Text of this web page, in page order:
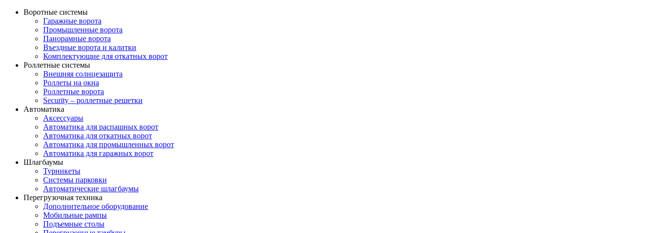
Воротные системы
Гаражные ворота
Промышленные ворота
Панорамные ворота
Въездные ворота и калитки
Комплектующие для откатных ворот
Роллетные системы
Внешняя солнцезащита
Роллеты на окна
Роллетные ворота
Security – роллетные решетки
Автоматика
Аксессуары
Автоматика для распашных ворот
Автоматика для откатных ворот
Автоматика для промышленных ворот
Автоматика для гаражных ворот
Шлагбаумы
Турникеты
Системы парковки
Автоматические шлагбаумы
Перегрузочная техника
Дополнительное оборудование
Мобильные рампы
Подъемные столы